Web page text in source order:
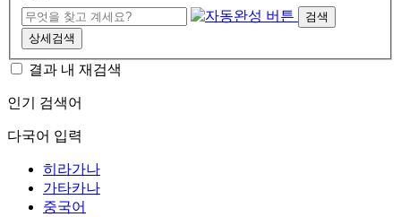
검색
상세검색
결과 내 재검색
인기 검색어
다국어 입력
히라가나
가타카나
중국어